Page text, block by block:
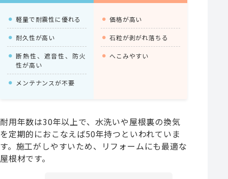
軽量で耐震性に優れる
耐久性が高い
断熱性、遮音性、防火
性が高い
メンテナンスが不要
価格が高い
石粒が剥がれ落ちる
へこみやすい
耐用年数は30年以上で、水洗いや屋根裏の換気
を定期的におこなえば50年持つといわれていま
す。施工がしやすいため、リフォームにも最適な
屋根材です。